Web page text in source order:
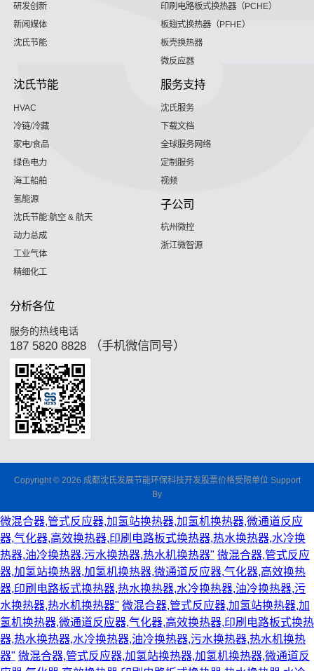
研发创新
新闻媒体
沈氏节能
印刷电路板式换热器（PCHE）
板翅式换热器（PFHE）
板壳换热器
微反应器
沈氏节能
HVAC
冷链/冷藏
家电/食品
绿色电力
海工船舶
氢能源
沈氏节能:航空 & 航天
动力总成
工业气体
精细化工
服务支持
沈氏服务
下载文档
全球服务网络
定制服务
视频
子公司
杭州微控
浙江微智源
分析各位
服务的热线电话
187 5820 8828 （手机微信同号）
Copyright © 2026 成都沈氏发展节能环保科技开发股票价格受限单位 Support
By
微混合器,管式反应器,加氢站换热器,加氢机换热器,微通道反应
器,气化器,高效换热器,印刷电路板式换热器,热水换热器,水冷换
热器,油冷换热器,污水换热器,热水机换热器" 微混合器,管式反应
器,加氢站换热器,加氢机换热器,微通道反应器,气化器,高效换热
器,印刷电路板式换热器,热水换热器,水冷换热器,油冷换热器,污
水换热器,热水机换热器" 微混合器,管式反应器,加氢站换热器,加
氢机换热器,微通道反应器,气化器,高效换热器,印刷电路板式换热
器,热水换热器,水冷换热器,油冷换热器,污水换热器,热水机换热
器" 微混合器,管式反应器,加氢站换热器,加氢机换热器,微通道反